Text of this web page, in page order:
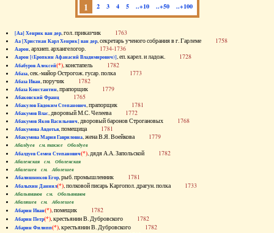
1 2 3 4 5 ..+10 ..+50 ..+100
[Аа] Хенрик ван дер, гол. приказчик 1763
Аа [Христиан Карл Хенрик] ван дер, секретарь ученого собрания в г. Гарлеме 1758
Аарон, архиеп. архангелогор. 1734-1736
Аарон [(Еропкин Афанасий Владимирович)], еп. карел. и ладож. 1728
Абабуров Алексей(*), констапель 1782
Абаза, сек.-майор Острогож. гусар. полка 1773
Абаза Иван, поручик 1782
Абаза Константин, прапорщик 1779
Абаковский Франц 1765
Абакулов Евдоким Степанович, прапорщик 1781
Абакумов Влас, дворовый М.С. Челеева 1772
Абакумов Яков Васильевич, дворовый баронов Строгановых 1768
Абакумова Авдотья, помещица 1781
Абакумова Мария Гавриловна, жена В.Я. Воейкова 1779
Абалдуев см. также Оболдуев
Абалдуев Семен Степанович(*), дядя А.А. Запольской 1782
Абаленская см. Оболенская
Абалешев см. Аболешев
Абалишников Егор, рыб. промышленник 1781
Абалыхин Даниил(*), полковой писарь Каргопол. драгун. полка 1733
Абальянинов см. Обольянинов
Абаляшев см. Аболешев
Абарин Иван(*), помещик 1782
Абарин Петр(*), крестьянин В. Дубровского 1782
Абарин Филипп(*), крестьянин В. Дубровского 1782